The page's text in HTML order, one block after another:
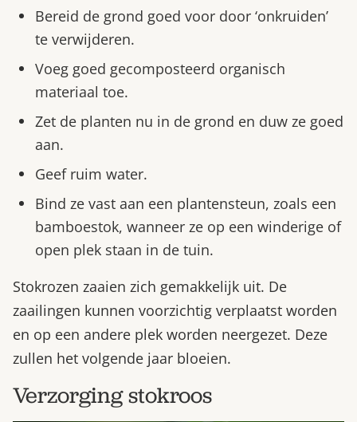
Bereid de grond goed voor door ‘onkruiden’
te verwijderen.
Voeg goed gecomposteerd organisch
materiaal toe.
Zet de planten nu in de grond en duw ze goed
aan.
Geef ruim water.
Bind ze vast aan een plantensteun, zoals een
bamboestok, wanneer ze op een winderige of
open plek staan in de tuin.
Stokrozen zaaien zich gemakkelijk uit. De
zaailingen kunnen voorzichtig verplaatst worden
en op een andere plek worden neergezet. Deze
zullen het volgende jaar bloeien.
Verzorging stokroos